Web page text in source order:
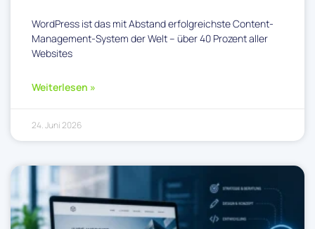
WordPress ist das mit Abstand erfolgreichste Content-
Management-System der Welt – über 40 Prozent aller
Websites
Weiterlesen »
24. Juni 2026